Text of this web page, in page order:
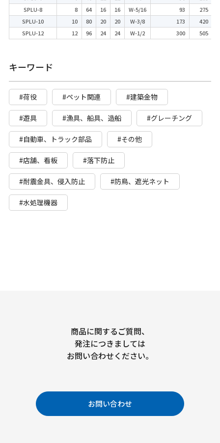
SPLU-8
8 64 16 16 W-5/16 93
275
SPLU-10
10 80 20 20 W-3/8 173 420
SPLU-12
12 96 24 24 W-1/2 300 505
キーワード
#荷役 #ペット関連 #建築金物
#遊具 #漁具、船具、造船 #グレーチング
#自動車、トラック部品 #その他
#店舗、看板 #落下防止
#耐震金具、侵入防止 #防鳥、遮光ネット
#水処理機器
商品に関するご質問、
発注につきましては
お問い合わせください。
お問い合わせ